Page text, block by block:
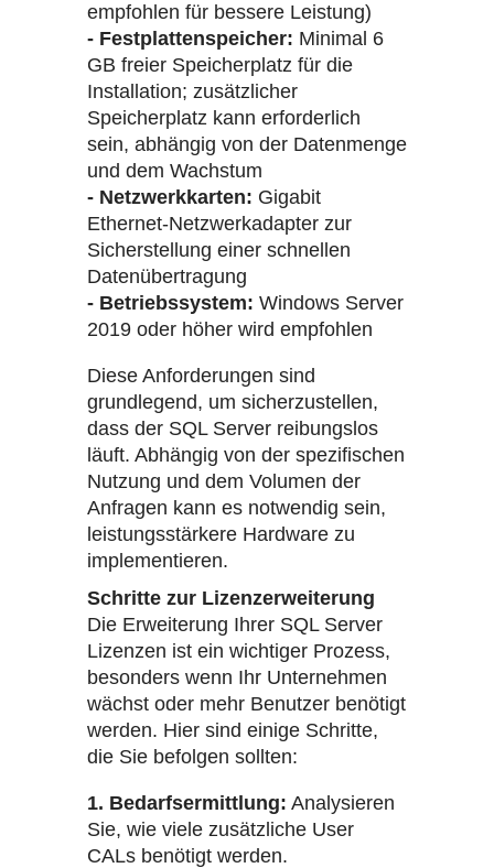
empfohlen für bessere Leistung)
- Festplattenspeicher: Minimal 6
GB freier Speicherplatz für die
Installation; zusätzlicher
Speicherplatz kann erforderlich
sein, abhängig von der Datenmenge
und dem Wachstum
- Netzwerkkarten: Gigabit
Ethernet-Netzwerkadapter zur
Sicherstellung einer schnellen
Datenübertragung
- Betriebssystem: Windows Server
2019 oder höher wird empfohlen
Diese Anforderungen sind
grundlegend, um sicherzustellen,
dass der SQL Server reibungslos
läuft. Abhängig von der spezifischen
Nutzung und dem Volumen der
Anfragen kann es notwendig sein,
leistungsstärkere Hardware zu
implementieren.
Schritte zur Lizenzerweiterung
Die Erweiterung Ihrer SQL Server
Lizenzen ist ein wichtiger Prozess,
besonders wenn Ihr Unternehmen
wächst oder mehr Benutzer benötigt
werden. Hier sind einige Schritte,
die Sie befolgen sollten:
1. Bedarfsermittlung: Analysieren
Sie, wie viele zusätzliche User
CALs benötigt werden.